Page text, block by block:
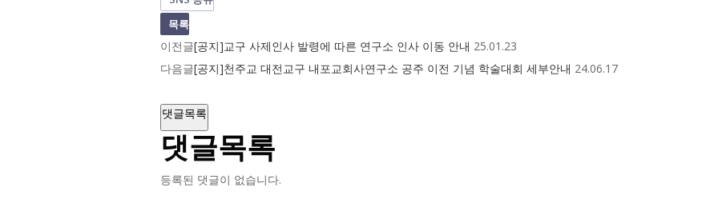
목록
이전글[공지]교구 사제인사 발령에 따른 연구소 인사 이동 안내 25.01.23
다음글[공지]천주교 대전교구 내포교회사연구소 공주 이전 기념 학술대회 세부안내 24.06.17
댓글목록
댓글목록
등록된 댓글이 없습니다.